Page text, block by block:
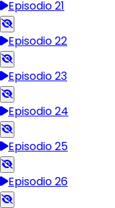
Episodio 21
Episodio 22
Episodio 23
Episodio 24
Episodio 25
Episodio 26